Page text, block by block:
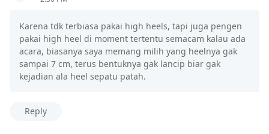
Karena tdk terbiasa pakai high heels, tapi juga pengen
pakai high heel di moment tertentu semacam kalau ada
acara, biasanya saya memang milih yang heelnya gak
sampai 7 cm, terus bentuknya gak lancip biar gak
kejadian ala heel sepatu patah.
Reply